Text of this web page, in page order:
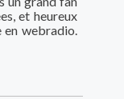
et heureux
en webradio.